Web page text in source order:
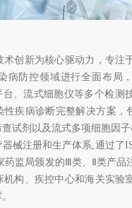
创新为核心驱动力，专注
病防控领域进行全面布局
台、流式细胞仪等多个检测
疾病诊断完整解决方案，
试剂以及流式多项细胞因子
械注册和生产体系,通过了
药监局颁发的Ⅲ类、Ⅱ类产品
构、疾控中心和海关实验